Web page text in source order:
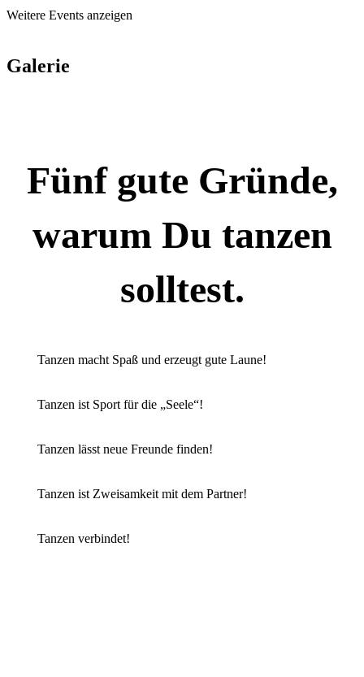
Weitere Events anzeigen
Galerie
Fünf gute Gründe,
warum Du tanzen
solltest.
Tanzen macht Spaß und erzeugt gute Laune!
Tanzen ist Sport für die „Seele“!
Tanzen lässt neue Freunde finden!
Tanzen ist Zweisamkeit mit dem Partner!
Tanzen verbindet!